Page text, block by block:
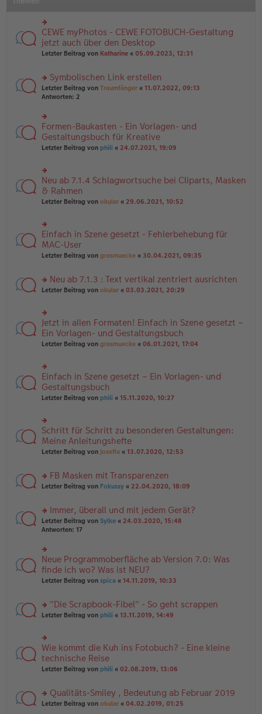
rs
te
r
u
g
el
es
e
er
B
ei
tr
CEWE myPhotos - CEWE FOTOBUCH-Gestaltung
jetzt auch über den Desktop
Letzter Beitrag von Katharine « 05.09.2023, 12:31
rs
te
u
n
g
el
es
n
er
B
ei
tr
Symbolischen Link erstellen
Letzter Beitrag von Traumfänger « 11.07.2022, 09:13
Antworten: 2
rs
te
r
u
g
el
es
e
n
B
ei
tr
a
g
Formen-Baukasten - Ein Vorlagen- und
Gestaltungsbuch für Kreative
Letzter Beitrag von phili « 24.07.2021, 19:09
rs
te
r
u
g
el
es
e
n
B
ei
tr
g
Neu ab 7.1.4 Schlagwortsuche bei Cliparts, Masken
& Rahmen
Letzter Beitrag von okular « 29.06.2021, 10:52
rs
te
r
u
g
el
es
n
er
B
ei
tr
g
Einfach in Szene gesetzt - Fehlerbehebung für
MAC-User
Letzter Beitrag von grasmuecke « 30.04.2021, 09:35
rs
u
n
g
el
n
er
B
ei
g
Neu ab 7.1.3 : Text vertikal zentriert ausrichten
Letzter Beitrag von okular « 03.03.2021, 20:29
rs
te
r
u
g
el
es
e
n
B
ei
tr
a
g
Jetzt in allen Formaten! Einfach in Szene gesetzt –
Ein Vorlagen- und Gestaltungsbuch
Letzter Beitrag von grasmuecke « 06.01.2021, 17:04
rs
te
r
u
g
el
es
e
n
B
ei
tr
g
Einfach in Szene gesetzt – Ein Vorlagen- und
Gestaltungsbuch
Letzter Beitrag von phili « 15.11.2020, 10:27
rs
te
r
u
g
el
es
n
er
B
a
g
Schritt für Schritt zu besonderen Gestaltungen:
Meine Anleitungshefte
Letzter Beitrag von Josefia « 13.07.2020, 12:53
rs
u
n
g
es
e
n
er
B
a
g
FB Masken mit Transparenzen
Letzter Beitrag von Fokussy « 22.04.2020, 18:09
rs
te
u
n
g
el
es
er
B
tr
a
g
Immer, überall und mit jedem Gerät?
Letzter Beitrag von Sylke « 24.03.2020, 15:48
Antworten: 17
rs
te
r
u
g
el
es
n
er
B
ei
tr
g
Neue Programmoberfläche ab Version 7.0: Was
finde ich wo? Was ist NEU?
Letzter Beitrag von spica « 14.11.2019, 10:33
rs
u
n
g
el
n
er
"Die Scrapbook-Fibel" - So geht scrappen
Letzter Beitrag von phili « 13.11.2019, 14:49
rs
te
r
u
g
el
es
Wie kommt die Kuh ins Fotobuch? - Eine kleine
technische Reise
Letzter Beitrag von phili « 02.08.2019, 13:06
rs
Qualitäts-Smiley , Bedeutung ab Februar 2019
Letzter Beitrag von okular « 04.02.2019, 01:25